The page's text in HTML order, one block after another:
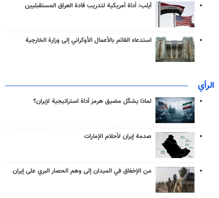
آيلب: أداة أمريكية لتدريب قادة العراق المستقبليين
استدعاء القائم بالأعمال الأوكراني إلى وزارة الخارجية
الرأي
لماذا يشكّل مضيق هرمز أداة استراتيجية لإيران؟
صدمة إيران لأحلام الإمارات
من الإخفاق في الميدان إلى وهم الحصار البري على إيران